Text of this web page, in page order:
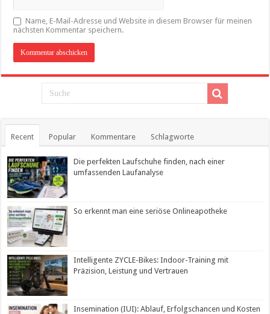
Name, E-Mail-Adresse und Website in diesem Browser für meinen
nächsten Kommentar speichern.
Recent Popular Kommentare Schlagworte
Die perfekten Laufschuhe finden, nach einer
umfassenden Laufanalyse
So erkennt man eine seriöse Onlineapotheke
Intelligente ZYCLE-Bikes: Indoor-Training mit
Präzision, Leistung und Vertrauen
Insemination (IUI): Ablauf, Erfolgschancen und Kosten